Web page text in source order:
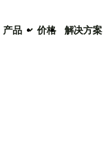
产品 价格 解决方案